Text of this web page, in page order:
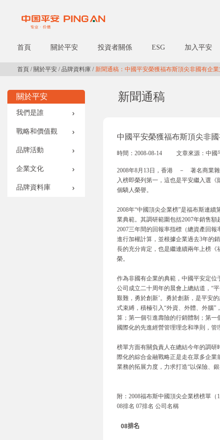
首頁 關於平安 投資者關係 ESG 加入平安
首頁 / 關於平安 / 品牌資料庫 / 新聞通稿：中國平安榮獲福布斯頂尖非國有企
新聞通稿
中國平安榮獲福布斯頂尖非
時間：2008-08-14 文章來源：中國
2008年8月13日，香港 － 著名商業雜
入榜即榮列第一，這也是平安繼入選
個驕人榮譽。
2008年“中國頂尖企業榜”是福布斯連
業典範。其調研範圍包括2007年銷售
2007三年間的回報率指標（總資產回
進行加權計算，並根據企業過去3年的
長的充分肯定，也是繼連續兩年上榜
榮。
作為非國有企業的典範，中國平安定位
公司成立二十周年的晨會上總結道，“
艱難，勇於創新’。勇於創新，是平安
式束縛，積極引入“外資、外體、外腦
算；第一個引進壽險的行銷體制；第一
國際化的先進經營管理理念和準則，
榜單方面有關負責人在總結今年的調
際化的綜合金融戰略正是走在眾多企
業務的拓展力度，力求打造“以保險、
附：2008福布斯中國頂尖企業榜榜單（
08排名 07排名 公司名稱
08排名
關於平安
我們是誰
戰略和價值觀
品牌活動
企業文化
品牌資料庫